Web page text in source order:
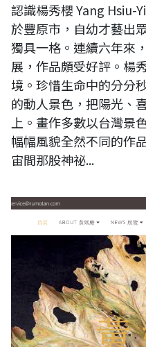
認識楊秀櫻 Yang Hsiu-
於豐原市，自幼才藝出
獨具一格。連續六年來
展，作品頗受好評。楊
境。珍惜生命中的分分
的動人景色，把陽光、
上。畫作多數以台灣景
幅幅風貌全然不同的作
宙間那股神祕...
台灣國寶木雕藝術家 黃媽慶官方網